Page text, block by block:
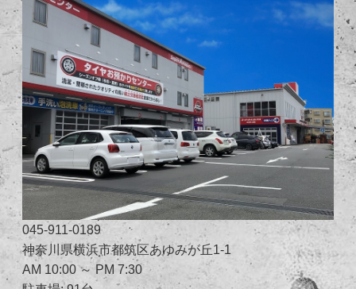
045-911-0189
神奈川県横浜市都筑区あゆみが丘1-1
AM 10:00 ～ PM 7:30